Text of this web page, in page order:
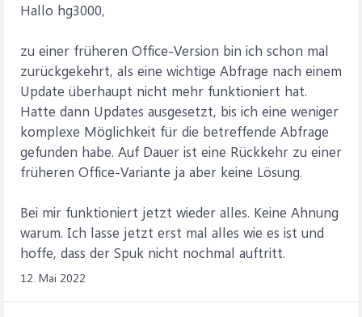
Hallo hg3000,
zu einer früheren Office-Version bin ich schon mal
zurückgekehrt, als eine wichtige Abfrage nach einem
Update überhaupt nicht mehr funktioniert hat.
Hatte dann Updates ausgesetzt, bis ich eine weniger
komplexe Möglichkeit für die betreffende Abfrage
gefunden habe. Auf Dauer ist eine Rückkehr zu einer
früheren Office-Variante ja aber keine Lösung.
Bei mir funktioniert jetzt wieder alles. Keine Ahnung
warum. Ich lasse jetzt erst mal alles wie es ist und
hoffe, dass der Spuk nicht nochmal auftritt.
12. Mai 2022